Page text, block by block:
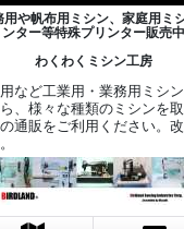
や帆布用ミシン、家庭用ミ
ンター等特殊プリンター販売中
わくわくミシン工房
など工業用・業務用ミシ
、様々な種類のミシンを
通販をご利用ください。